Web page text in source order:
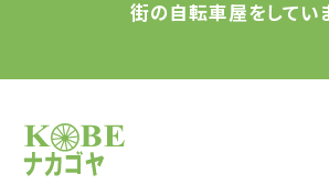
街の自転車屋をしていま
サイクルショップナカゴヤ